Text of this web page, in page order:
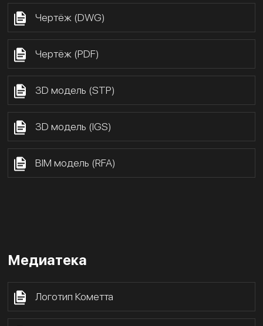
Чертёж (DWG)
Чертёж (PDF)
3D модель (STP)
3D модель (IGS)
BIM модель (RFA)
Медиатека
Логотип Кометта